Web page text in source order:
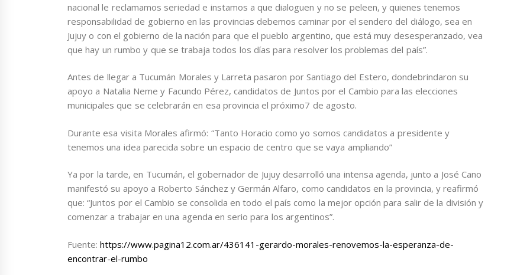
nacional le reclamamos seriedad e instamos a que dialoguen y no se peleen, y quienes tenemos
responsabilidad de gobierno en las provincias debemos caminar por el sendero del diálogo, sea en
Jujuy o con el gobierno de la nación para que el pueblo argentino, que está muy desesperanzado, vea
que hay un rumbo y que se trabaja todos los días para resolver los problemas del país”.
Antes de llegar a Tucumán Morales y Larreta pasaron por Santiago del Estero, dondebrindaron su
apoyo a Natalia Neme y Facundo Pérez, candidatos de Juntos por el Cambio para las elecciones
municipales que se celebrarán en esa provincia el próximo7 de agosto.
Durante esa visita Morales afirmó: “Tanto Horacio como yo somos candidatos a presidente y
tenemos una idea parecida sobre un espacio de centro que se vaya ampliando”
Ya por la tarde, en Tucumán, el gobernador de Jujuy desarrolló una intensa agenda, junto a José Cano
manifestó su apoyo a Roberto Sánchez y Germán Alfaro, como candidatos en la provincia, y reafirmó
que: “Juntos por el Cambio se consolida en todo el país como la mejor opción para salir de la división y
comenzar a trabajar en una agenda en serio para los argentinos”.
Fuente:https://www.pagina12.com.ar/436141-gerardo-morales-renovemos-la-esperanza-de-
encontrar-el-rumbo